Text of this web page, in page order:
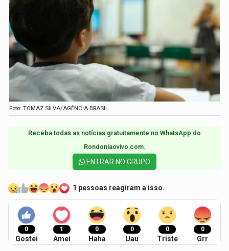
Foto: TOMAZ SILVA/AGÊNCIA BRASIL
Receba todas as notícias gratuitamente no WhatsApp do
Rondoniaovivo.com.​
ENTRAR NO GRUPO
1 pessoas reagiram a isso.
0
Gostei
1
Amei
0
Haha
0
Uau
0
Triste
0
Grr